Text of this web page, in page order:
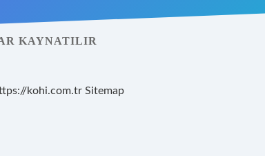
KAYNATILIR
kohi.com.tr Sitemap